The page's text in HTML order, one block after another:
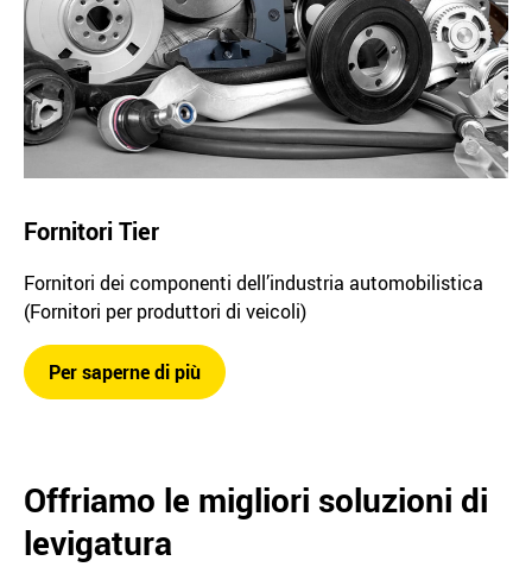
Fornitori Tier
Fornitori dei componenti dell’industria automobilistica
(Fornitori per produttori di veicoli)
Per saperne di più
Offriamo le migliori soluzioni di
levigatura